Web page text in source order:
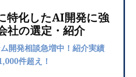
特化したAI開発に強
社の選定・紹介
開発相談急増中！紹介実績
件超え！